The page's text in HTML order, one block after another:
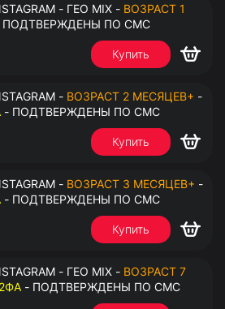
- ГЕО MIX - ВОЗРАСТ 1
ПОДТВЕРЖДЕНЫ ПО СМС
Купить
- ВОЗРАСТ 2 МЕСЯЦЕВ+ -
- ПОДТВЕРЖДЕНЫ ПО СМС
Купить
- ВОЗРАСТ 3 МЕСЯЦЕВ+ -
- ПОДТВЕРЖДЕНЫ ПО СМС
Купить
- ГЕО MIX - ВОЗРАСТ 7
2ФА - ПОДТВЕРЖДЕНЫ ПО СМС